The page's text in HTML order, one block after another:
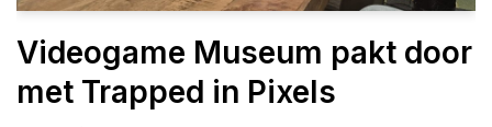
Videogame Museum pakt door
met Trapped in Pixels